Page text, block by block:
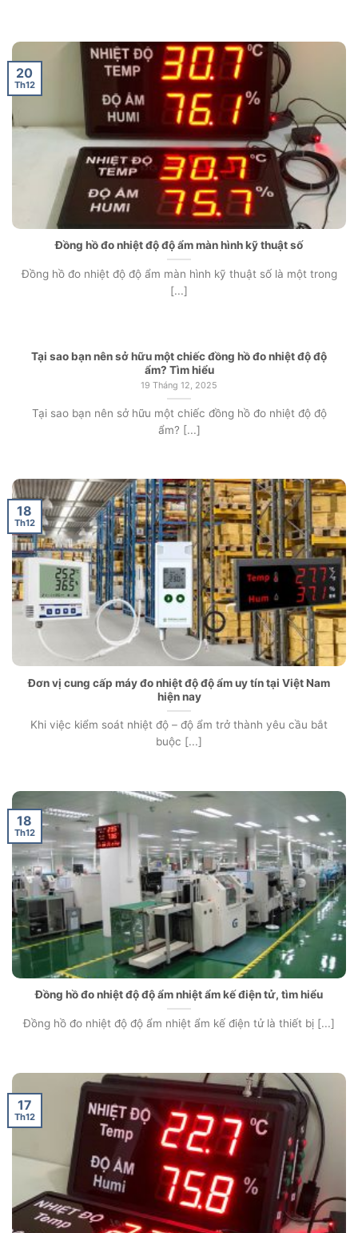
Đồng hồ đo nhiệt độ độ ẩm màn hình kỹ thuật số
Đồng hồ đo nhiệt độ độ ẩm màn hình kỹ thuật số là một trong
[...]
20
Th12
Tại sao bạn nên sở hữu một chiếc đồng hồ đo nhiệt độ độ
ẩm? Tìm hiểu
19 Tháng 12, 2025
Tại sao bạn nên sở hữu một chiếc đồng hồ đo nhiệt độ độ
ẩm? [...]
Đơn vị cung cấp máy đo nhiệt độ độ ẩm uy tín tại Việt Nam
hiện nay
Khi việc kiểm soát nhiệt độ – độ ẩm trở thành yêu cầu bắt
buộc [...]
18
Th12
Đồng hồ đo nhiệt độ độ ẩm nhiệt ẩm kế điện tử, tìm hiểu
Đồng hồ đo nhiệt độ độ ẩm nhiệt ẩm kế điện tử là thiết bị [...]
18
Th12
17
Th12